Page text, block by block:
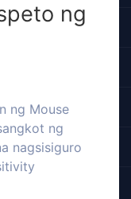
ng
ng Mouse
ng
nagsisiguro